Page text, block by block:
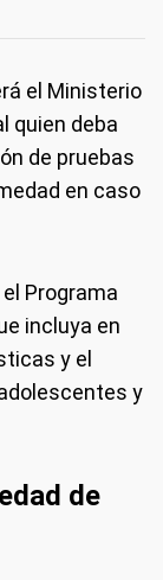
el Ministerio
quien deba
de pruebas
en caso
Programa
incluya en
y el
y
de